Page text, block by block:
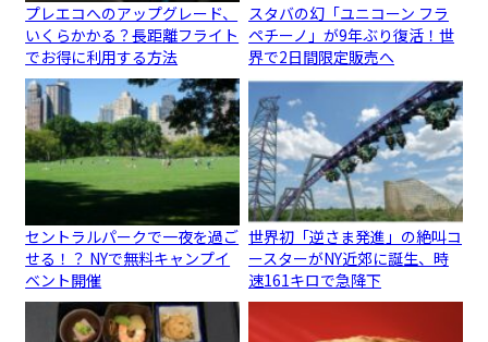
プレエコへのアップグレード、
いくらかかる？長距離フライト
でお得に利用する方法
スタバの幻「ユニコーン フラ
ペチーノ」が9年ぶり復活！世
界で2日間限定販売へ
セントラルパークで一夜を過ご
せる！？ NYで無料キャンプイ
ベント開催
世界初「逆さま発進」の絶叫コ
ースターがNY近郊に誕生、時
速161キロで急降下